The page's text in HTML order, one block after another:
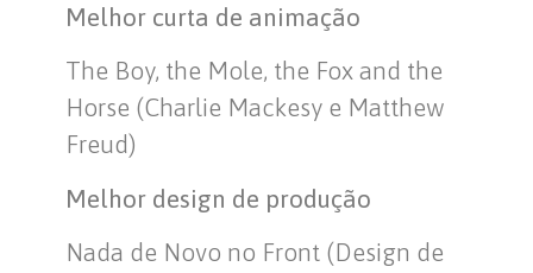
Melhor curta de animação
The Boy, the Mole, the Fox and the
Horse (Charlie Mackesy e Matthew
Freud)
Melhor design de produção
Nada de Novo no Front (Design de